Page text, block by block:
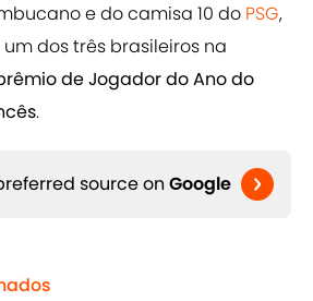
e do camisa 10 do PSG,
um dos três brasileiros na
de Jogador do Ano do
.
source on Google